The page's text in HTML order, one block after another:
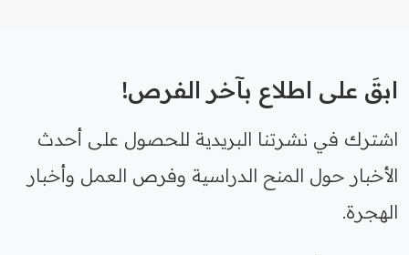
ابقَ على اطلاع بآخر الفرص!
اشترك في نشرتنا البريدية للحصول على أحدث
الأخبار حول المنح الدراسية وفرص العمل وأخبار
الهجرة.